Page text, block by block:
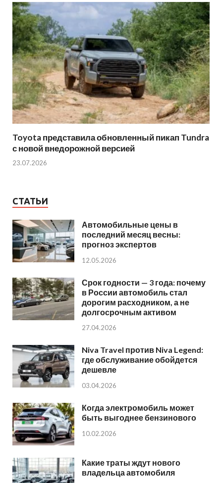
Toyota представила обновленный пикап Tundra
с новой внедорожной версией
23.07.2026
СТАТЬИ
Автомобильные цены в
последний месяц весны:
прогноз экспертов
12.05.2026
Срок годности — 3 года: почему
в России автомобиль стал
дорогим расходником, а не
долгосрочным активом
27.04.2026
Niva Travel против Niva Legend:
где обслуживание обойдется
дешевле
03.04.2026
Когда электромобиль может
быть выгоднее бензинового
10.02.2026
Какие траты ждут нового
владельца автомобиля